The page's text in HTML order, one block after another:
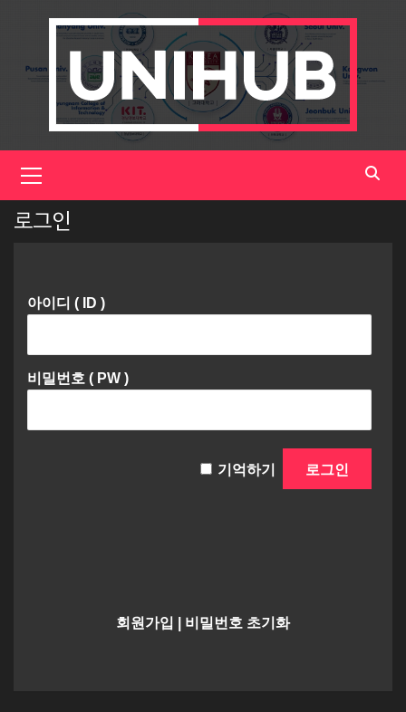
Menu
로그인
아이디 ( ID )
비밀번호 ( PW )
기억하기
회원가입 비밀번호 초기화